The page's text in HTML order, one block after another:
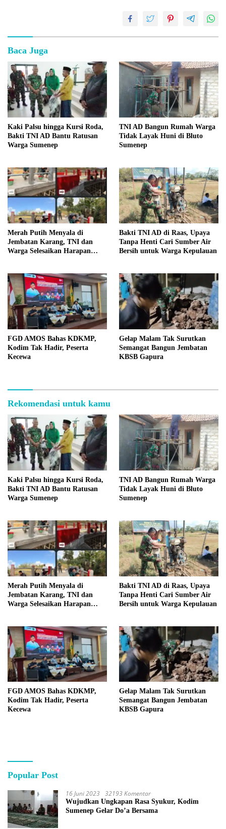
Baca Juga
Kaki Palsu hingga Kursi Roda,
Bakti TNI AD Bantu Ratusan
Warga Sumenep
TNI AD Bangun Rumah Warga
Tidak Layak Huni di Bluto
Sumenep
Merah Putih Menyala di
Jembatan Karang, TNI dan
Warga Selesaikan Harapan
Bakti TNI AD di Raas, Upaya
Tanpa Henti Cari Sumber Air
Bersih untuk Warga Kepulauan
FGD AMOS Bahas KDKMP,
Kodim Tak Hadir, Peserta
Kecewa
Gelap Malam Tak Surutkan
Semangat Bangun Jembatan
KBSB Gapura
Rekomendasi untuk kamu
Kaki Palsu hingga Kursi Roda,
Bakti TNI AD Bantu Ratusan
Warga Sumenep
TNI AD Bangun Rumah Warga
Tidak Layak Huni di Bluto
Sumenep
Merah Putih Menyala di
Jembatan Karang, TNI dan
Warga Selesaikan Harapan
Bakti TNI AD di Raas, Upaya
Tanpa Henti Cari Sumber Air
Bersih untuk Warga Kepulauan
FGD AMOS Bahas KDKMP,
Kodim Tak Hadir, Peserta
Kecewa
Gelap Malam Tak Surutkan
Semangat Bangun Jembatan
KBSB Gapura
Popular Post
16 Juni 2023 32193 Komentar
Wujudkan Ungkapan Rasa Syukur, Kodim
Sumenep Gelar Do’a Bersama